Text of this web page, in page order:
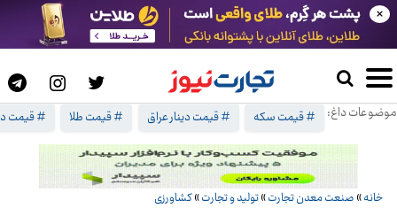
موضوعات داغ: # قیمت سکه # قیمت دینار عراق # قیمت طلا # قیمت
×
خانه» صنعت معدن تجارت»تولید و تجارت»کشاورزی